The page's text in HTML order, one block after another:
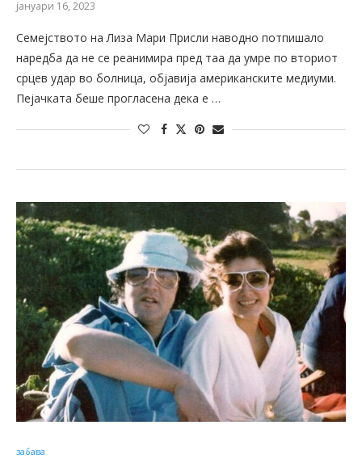
јануари 16, 2023
Семејството на Лиза Мари Присли наводно потпишало
наредба да не се реанимира пред таа да умре по вториот
срцев удар во болница, објавија американските медиуми.
Пејачката беше прогласена дека е …
забава